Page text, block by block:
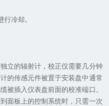
冷却。
立的辐射计，校正仅需要几分钟
的传感元件被置于安装盘中通常
被插入仪表盘前面的校准端口。
面板上的控制系统时，只需一次